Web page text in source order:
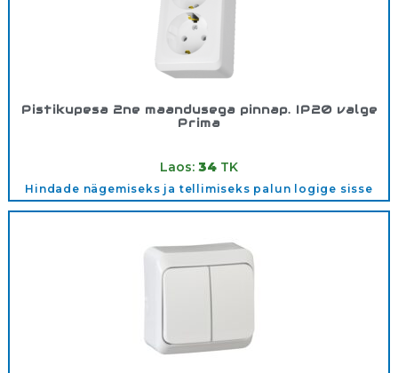
Pistikupesa 2ne maandusega pinnap. IP20 valge
Prima
Laos: 34 TK
Hindade nägemiseks ja tellimiseks palun logige sisse